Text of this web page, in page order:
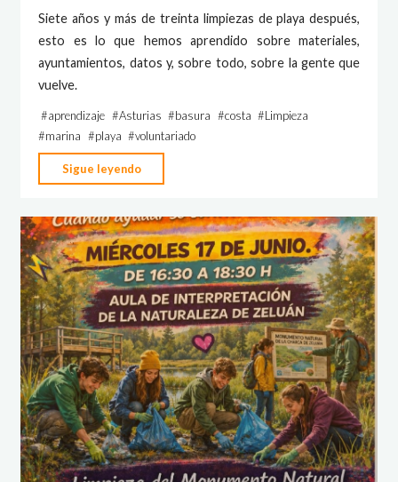
Siete años y más de treinta limpiezas de playa después,
esto es lo que hemos aprendido sobre materiales,
ayuntamientos, datos y, sobre todo, sobre la gente que
vuelve.
#aprendizaje #Asturias #basura #costa #Limpieza
#marina #playa #voluntariado
Sigue leyendo
que
organizando
treinta
limpiezas
de
costa"